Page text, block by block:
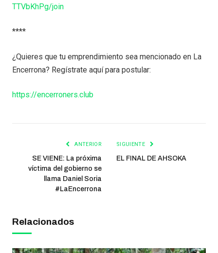
TTVbKhPg/join
****
¿Quieres que tu emprendimiento sea mencionado en La
Encerrona? Regístrate aquí para postular:
https://encerroners.club
ANTERIOR
SE VIENE: La próxima
víctima del gobierno se
llama Daniel Soria
#LaEncerrona
SIGUIENTE
EL FINAL DE AHSOKA
Relacionados